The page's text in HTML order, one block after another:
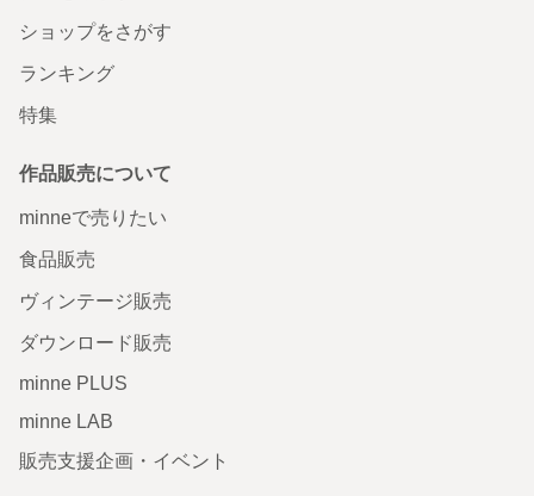
ショップをさがす
ランキング
特集
作品販売について
minneで売りたい
食品販売
ヴィンテージ販売
ダウンロード販売
minne PLUS
minne LAB
販売支援企画・イベント